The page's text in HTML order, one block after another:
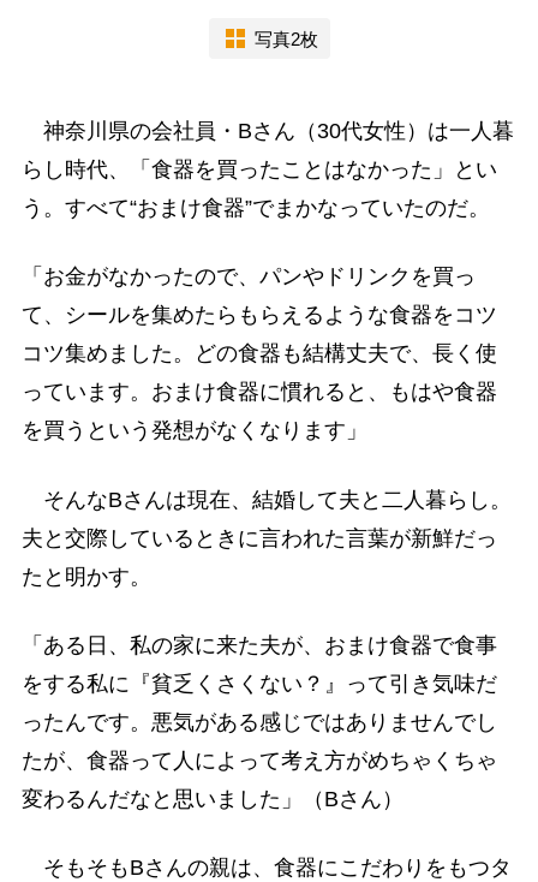
写真2枚
神奈川県の会社員・Bさん（30代女性）は一人暮
らし時代、「食器を買ったことはなかった」とい
う。すべて“おまけ食器”でまかなっていたのだ。
「お金がなかったので、パンやドリンクを買っ
て、シールを集めたらもらえるような食器をコツ
コツ集めました。どの食器も結構丈夫で、長く使
っています。おまけ食器に慣れると、もはや食器
を買うという発想がなくなります」
そんなBさんは現在、結婚して夫と二人暮らし。
夫と交際しているときに言われた言葉が新鮮だっ
たと明かす。
「ある日、私の家に来た夫が、おまけ食器で食事
をする私に『貧乏くさくない？』って引き気味だ
ったんです。悪気がある感じではありませんでし
たが、食器って人によって考え方がめちゃくちゃ
変わるんだなと思いました」（Bさん）
そもそもBさんの親は、食器にこだわりをもつタ